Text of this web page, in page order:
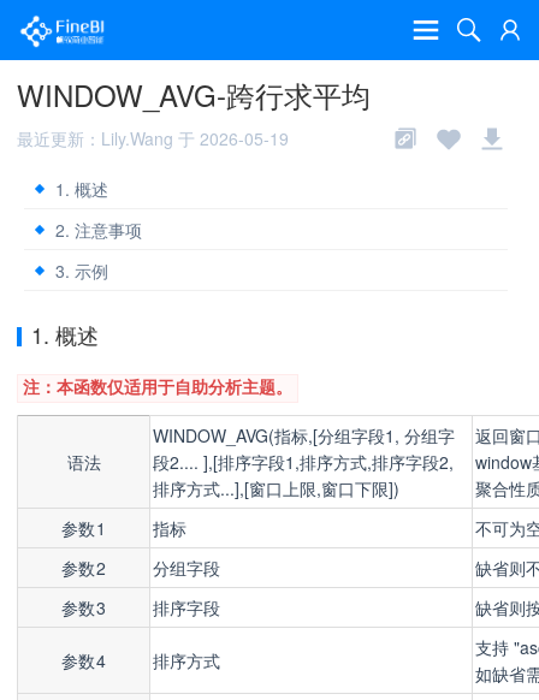
WINDOW_AVG-跨行求平均
最近更新：Lily.Wang 于 2026-05-19
1. 概述
2. 注意事项
3. 示例
1. 概述
注：本函数仅适用于自助分析主题。
语法
WINDOW_AVG(指标,[分组字段1, 分组字
段2.... ],[排序字段1,排序方式,排序字段2,
排序方式...],[窗口上限,窗口下限])
返回窗
window
聚合性
参数1
指标
不可为
参数2
分组字段
缺省则
参数3
排序字段 缺省则
参数4 排序方式
支持
如缺省